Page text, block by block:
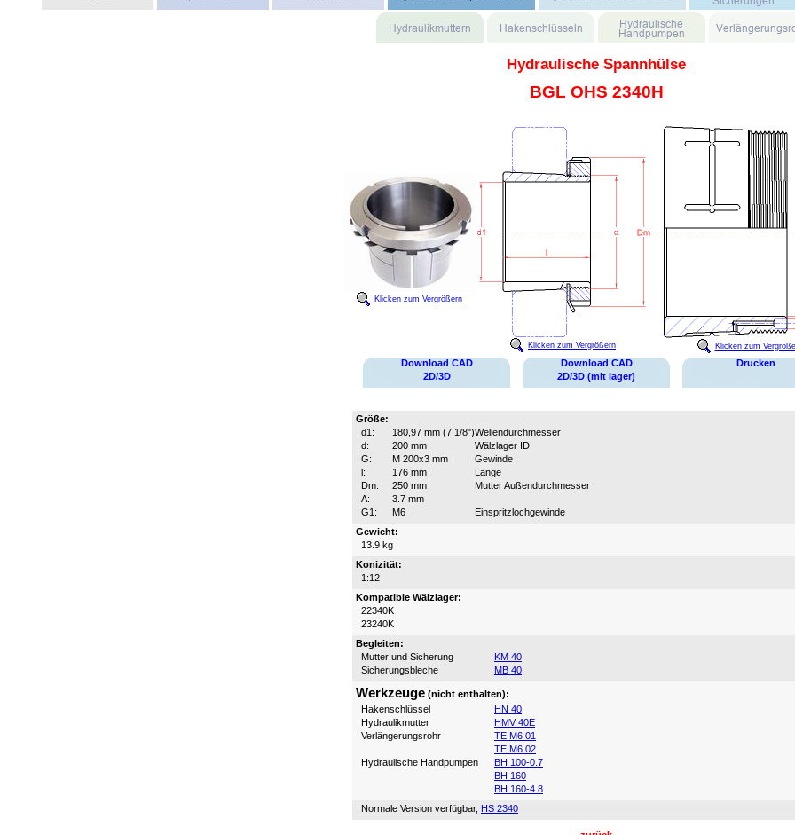
Hydraulische Spannhülse
BGL OHS 2340H
Klicken zum Vergrößern
Klicken zum Vergrößern Klicken zum
Download CAD
2D/3D
Download CAD
2D/3D (mit lager)
Drucken
Größe:
d1:
180,97 mm (7.1/8")Wellendurchmesser
d:
200 mm
Wälzlager ID
G:
M 200x3 mm
Gewinde
l:
176 mm
Länge
Dm:
250 mm
Mutter Außendurchmesser
A:
3.7 mm
G1:
M6
Einspritzlochgewinde
Gewicht:
13.9 kg
Konizität:
1:12
Kompatible Wälzlager:
22340K
23240K
Begleiten:
Mutter und Sicherung
KM 40
Sicherungsbleche
MB 40
Werkzeuge (nicht enthalten):
Hakenschlüssel
HN 40
Hydraulikmutter
HMV 40E
Verlängerungsrohr
TE M6 01
TE M6 02
Hydraulische Handpumpen
BH 100-0.7
BH 160
BH 160-4.8
Normale Version verfügbar, HS 2340